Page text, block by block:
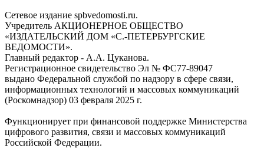
Сетевое издание spbvedomosti.ru.
Учредитель АКЦИОНЕРНОЕ ОБЩЕСТВО
«ИЗДАТЕЛЬСКИЙ ДОМ «С.-ПЕТЕРБУРГСКИЕ
ВЕДОМОСТИ».
Главный редактор - А.А. Цуканова.
Регистрационное свидетельство Эл № ФС77-89047
выдано Федеральной службой по надзору в сфере связи,
информационных технологий и массовых коммуникаций
(Роскомнадзор) 03 февраля 2025 г.
Функционирует при финансовой поддержке Министерства
цифрового развития, связи и массовых коммуникаций
Российской Федерации.